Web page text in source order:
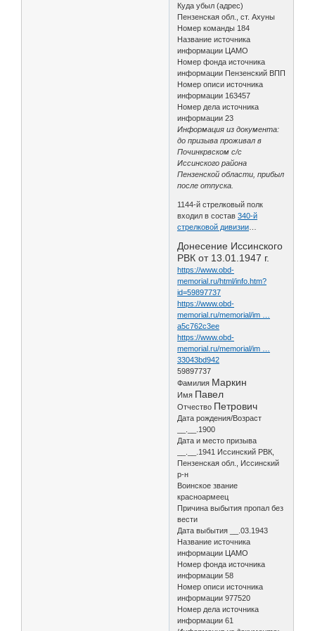
Куда убыл (адрес)
Пензенская обл., ст. Ахуны
Номер команды 184
Название источника
информации ЦАМО
Номер фонда источника
информации Пензенский ВПП
Номер описи источника
информации 163457
Номер дела источника
информации 23
Информация из документа:
до призыва проживал в
Починкрвском с/с
Иссинского района
Пензенской области, прибыл
после отпуска.
1144-й стрелковый полк
входил в состав340-й
стрелковой дивизии
Донесение Иссинского
РВК от 13.01.1947 г.
https://www.obd-
memorial.ru/html/info.htm?
id=59897737
https://www.obd-
memorial.ru/memorial/im …
a5c762c3ee
https://www.obd-
memorial.ru/memorial/im …
33043bd942
59897737
Фамилия Маркин
Имя Павел
Отчество Петрович
Дата рождения/Возраст
__.__.1900
Дата и место призыва
__.__.1941 Иссинский РВК,
Пензенская обл., Иссинский
р-н
Воинское звание
красноармеец
Причина выбытия пропал без
вести
Дата выбытия __.03.1943
Название источника
информации ЦАМО
Номер фонда источника
информации 58
Номер описи источника
информации 977520
Номер дела источника
информации 61